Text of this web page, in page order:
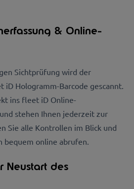
& Online-
Sichtprüfung wird der
iD Hologramm-Barcode gescannt.
ins fleet iD Online-
stehen Ihnen jederzeit zur
Sie alle Kontrollen im Blick und
bequem online abrufen.
Neustart des